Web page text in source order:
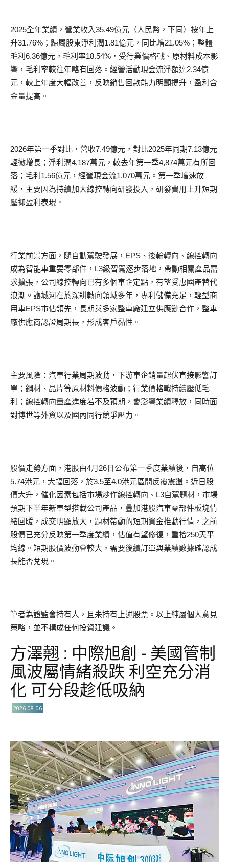
2025全年業績，營業收入35.49億元（人民幣，下同）按年上
升31.76%；歸屬股東淨利潤1.81億元，同比增21.05%；整體
毛利6.36億元，毛利率18.54%，受行業價格戰、原材料成本影
響，毛利率較往年略有回落。經營活動現金流淨額達2.34億
元，較上年度大幅改善，反映銷售回款能力明顯提升，盈利含
金量提高。
2026年第一季對比，營收7.49億元，對比2025年同期7.13億元
輕微增長；淨利潤4,187萬元，較去年第一季4,874萬元有所回
落；毛利1.56億元，經營現金流1,070萬元。第一季增速放
緩，主要因為持續加大線控轉向研發投入，研發費用上升短期
壓抑盈利表現。
行業前景方面，隨自動駕駛發展，EPS、後輪轉向、線控轉向
成為智能車重要零部件，L3級智駕逐步落地，帶動相關產品需
求擴張，公司線控轉向已有多個車企定點，有望受惠國產替代
浪潮。護城河在於深耕轉向領域多年，專利儲備充足，輕型商
用車EPS市佔領先，長期與多家整車廠建立供應鏈合作，整車
廠供應商認證周期長，形成客戶黏性。
主要風險：汽車行業周期波動，下游車企銷量起伏直接影響訂
單；鋼材、晶片等原材料價格波動；行業價格戰持續壓低毛
利；線控轉向量產進度若不及預期，會影響業績釋放，同時面
對博世等外資以及國內同行競爭壓力。
股價走勢方面，港股由4月26日公布第一季度業績後，自高位
5.74港元，大幅回落，於3.5至4.0港元區間反覆震盪。近日股
價大升，催化因素包括市場炒作線控轉向、L3自駕題材，市場
預期下半年新車型搭載公司產品，疊加港股汽車零部件板塊情
緒回暖，成交明顯放大，題材帶動的短期資金推動行情，之前
股價已充分反映第一季度業績，估值有望修復，重拾250天平
均線。短期股價波動會較大，需要後續訂單與業績數據確認成
長能否兌現。
筆者為證監會持有人，且未持有上述股票。以上純屬個人意見
策略，並不構成任何投資建議。
方澤翹 : 中際旭創 - 美國管制
風波屬情緒殺跌 利空充分消
化 可分段趁低吸納
2026-08-06